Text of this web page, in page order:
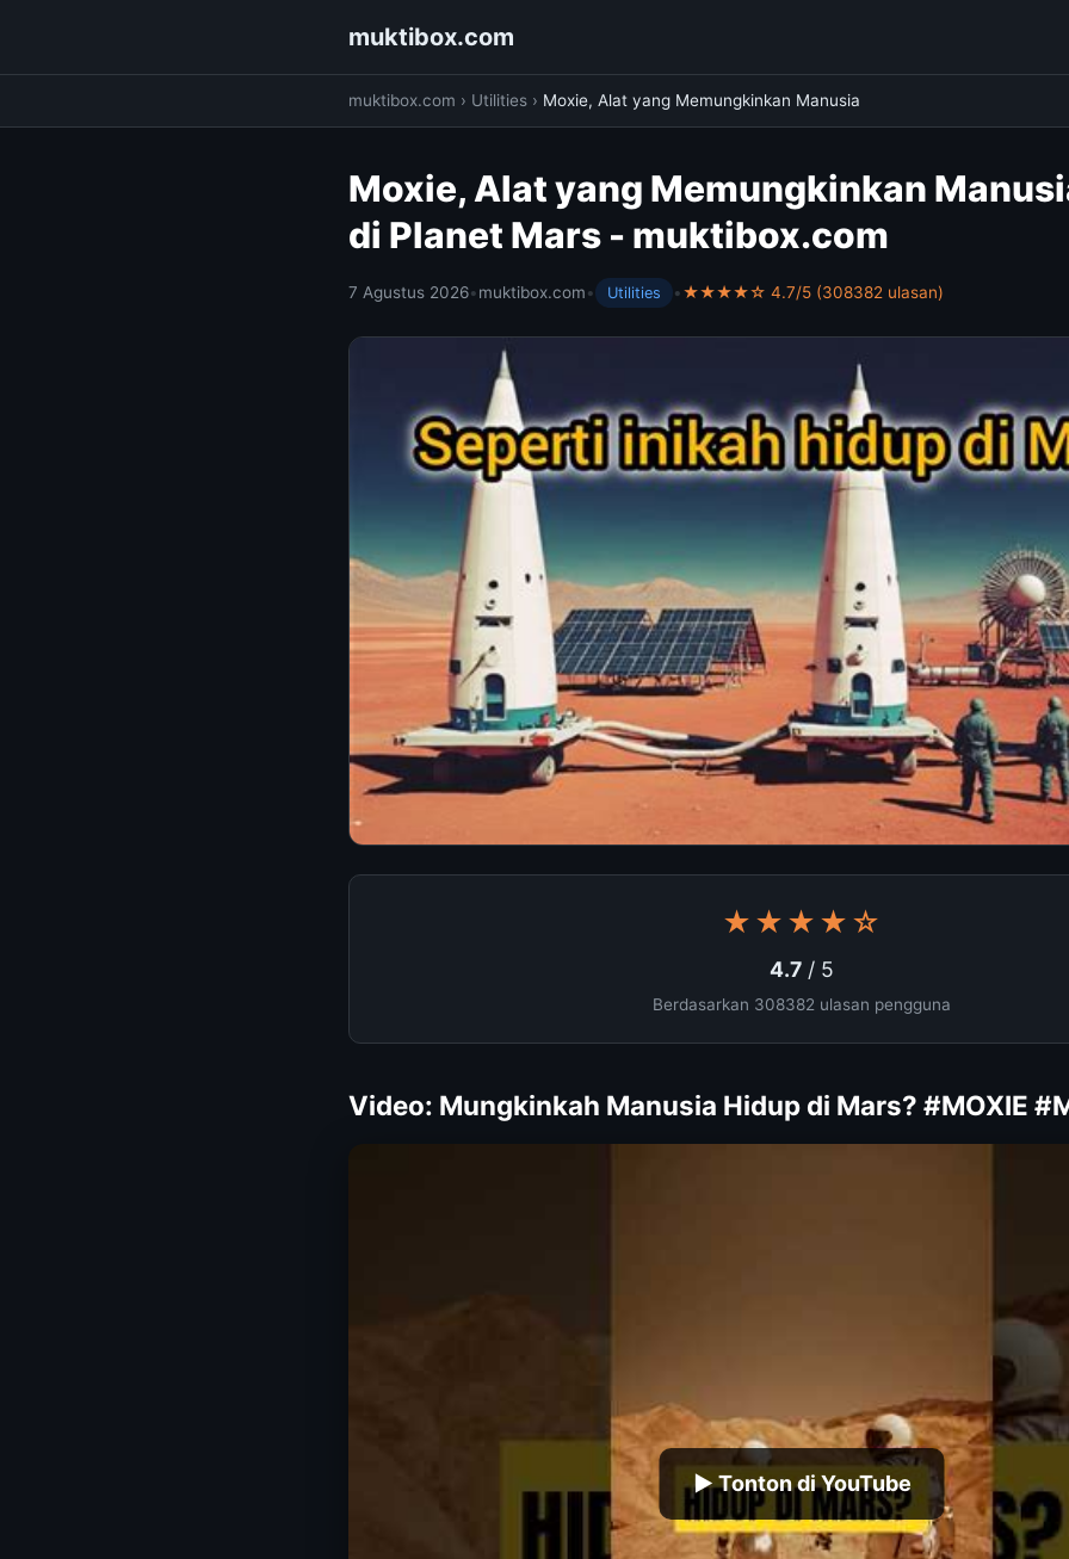
muktibox.com
muktibox.com › Utilities › Moxie, Alat yang Memungkinkan Manusia
Moxie, Alat yang Memungkinkan
di Planet Mars - muktibox.com
7 Agustus 2026•muktibox.com• Utilities •★★★★☆ 4.7/5 (308382 ulasan)
★★★★☆
4.7 / 5
Berdasarkan 308382 ulasan pengguna
Video: Mungkinkah Manusia Hidup di Mars? #MOXIE
▶ Tonton di YouTube